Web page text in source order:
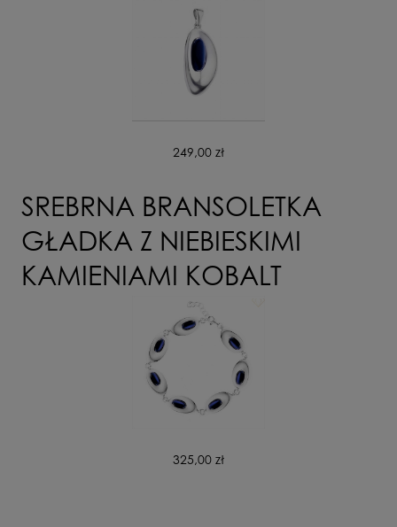
249,00 zł
SREBRNA BRANSOLETKA
GŁADKA Z NIEBIESKIMI
KAMIENIAMI KOBALT
325,00 zł